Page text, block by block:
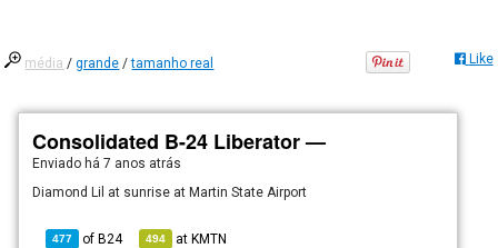
média /grande /tamanho real Like
Consolidated B-24 Liberator —
Enviado há7 anos atrás
Diamond Lil at sunrise at Martin State Airport
477 ofB24 494 atKMTN